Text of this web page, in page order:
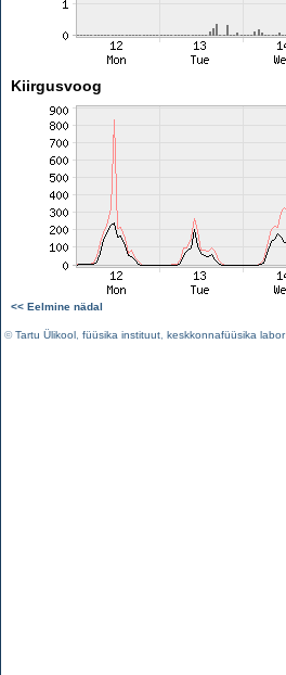
Kiirgusvoog
<< Eelmine nädal
©Tartu Ülikool füüsika instituut keskkonnafüüsika labor